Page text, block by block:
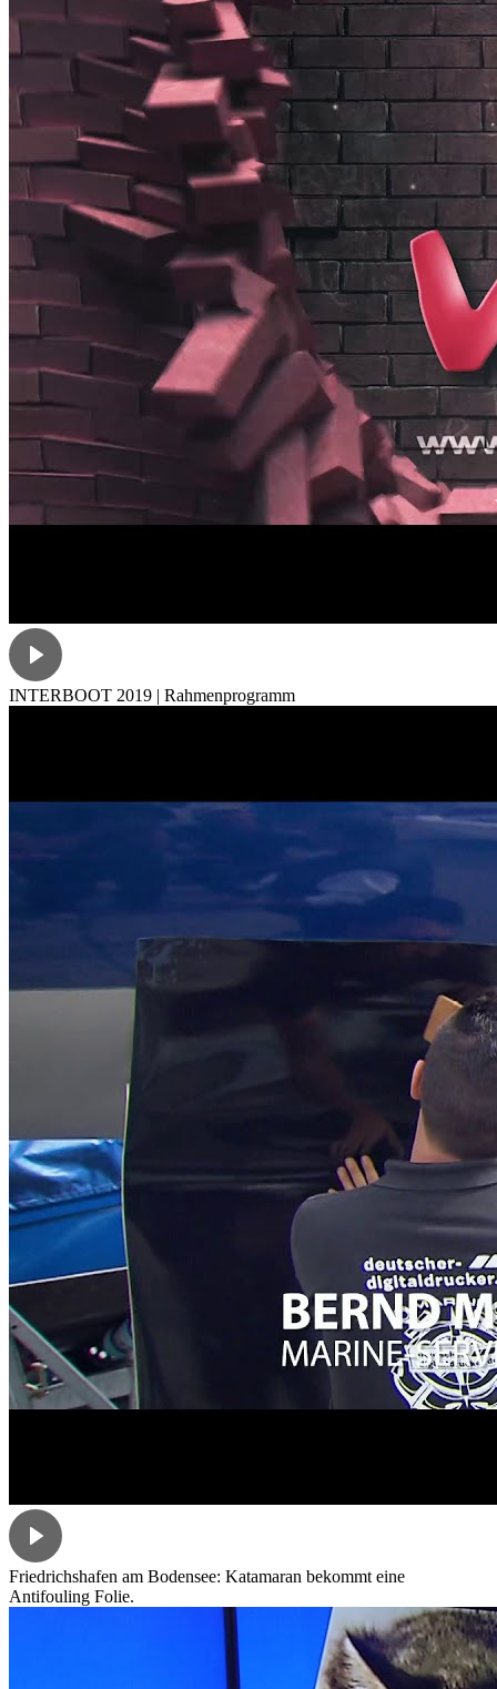
INTERBOOT 2019 | Rahmenprogramm
Friedrichshafen am Bodensee: Katamaran bekommt eine
Antifouling Folie.